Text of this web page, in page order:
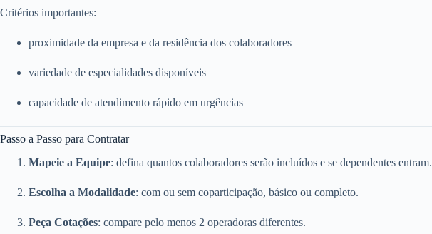
Critérios importantes:
proximidade da empresa e da residência dos colaboradores
variedade de especialidades disponíveis
capacidade de atendimento rápido em urgências
Passo a Passo para Contratar
Mapeie a Equipe: defina quantos colaboradores serão incluídos e se dependentes entram.
Escolha a Modalidade: com ou sem coparticipação, básico ou completo.
Peça Cotações: compare pelo menos 2 operadoras diferentes.